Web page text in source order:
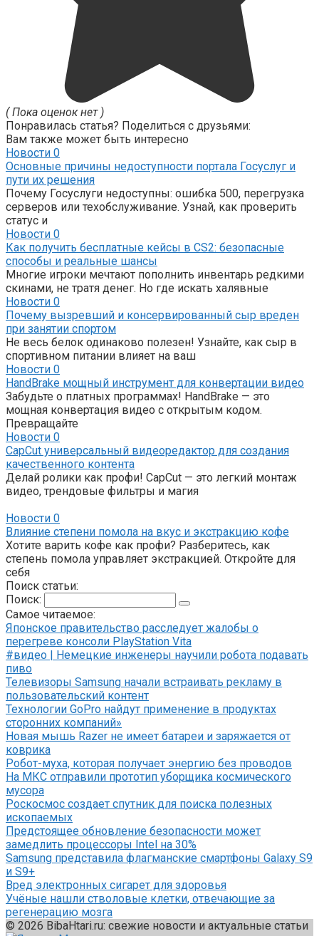
( Пока оценок нет )
Понравилась статья? Поделиться с друзьями:
Вам также может быть интересно
Новости 0
Основные причины недоступности портала Госуслуг и
пути их решения
Почему Госуслуги недоступны: ошибка 500, перегрузка
серверов или техобслуживание. Узнай, как проверить
статус и
Новости 0
Как получить бесплатные кейсы в CS2: безопасные
способы и реальные шансы
Многие игроки мечтают пополнить инвентарь редкими
скинами, не тратя денег. Но где искать халявные
Новости 0
Почему вызревший и консервированный сыр вреден
при занятии спортом
Не весь белок одинаково полезен! Узнайте, как сыр в
спортивном питании влияет на ваш
Новости 0
HandBrake мощный инструмент для конвертации видео
Забудьте о платных программах! HandBrake — это
мощная конвертация видео с открытым кодом.
Превращайте
Новости 0
CapCut универсальный видеоредактор для создания
качественного контента
Делай ролики как профи! CapCut — это легкий монтаж
видео, трендовые фильтры и магия
Новости 0
Влияние степени помола на вкус и экстракцию кофе
Хотите варить кофе как профи? Разберитесь, как
степень помола управляет экстракцией. Откройте для
себя
Поиск статьи:
Поиск:
Самое читаемое:
Японское правительство расследует жалобы о
перегреве консоли PlayStation Vita
#видео | Немецкие инженеры научили робота подавать
пиво
Телевизоры Samsung начали встраивать рекламу в
пользовательский контент
Технологии GoPro найдут применение в продуктах
сторонних компаний»
Новая мышь Razer не имеет батареи и заряжается от
коврика
Робот-муха, которая получает энергию без проводов
На МКС отправили прототип уборщика космического
мусора
Роскосмос создает спутник для поиска полезных
ископаемых
Предстоящее обновление безопасности может
замедлить процессоры Intel на 30%
Samsung представила флагманские смартфоны Galaxy S9
и S9+
Вред электронных сигарет для здоровья
Учёные нашли стволовые клетки, отвечающие за
регенерацию мозга
© 2026 BibaHtari.ru: свежие новости и актуальные статьи